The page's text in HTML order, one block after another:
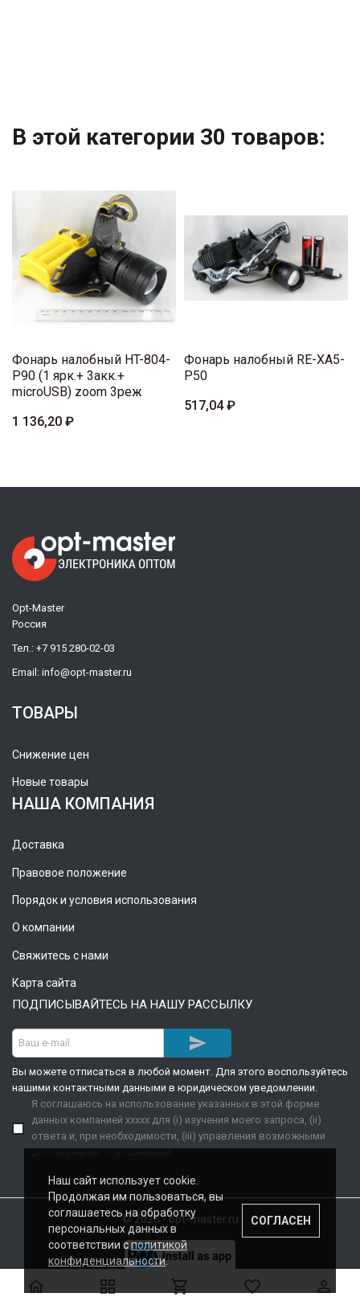
В этой категории 30 товаров:
Фонарь налобный HT-804-
P90 (1 ярк.+ 3акк.+
microUSB) zoom 3реж
1 136,20 ₽
Фонарь налобный RE-XA5-
P50
517,04 ₽
Opt-Master
Россия
Тел.: +7 915 280-02-03
Email: info@opt-master.ru
ТОВАРЫ
Снижение цен
Новые товары
НАША КОМПАНИЯ
Доставка
Правовое положение
Порядок и условия использования
О компании
Свяжитесь с нами
Карта сайта
ПОДПИСЫВАЙТЕСЬ НА НАШУ РАССЫЛКУ

Вы можете отписаться в любой момент. Для этого воспользуйтесь
нашими контактными данными в юридическом уведомлении.
Я соглашаюсь на использование указанных в этой форме
данных компанией xxxxx для (i) изучения моего запроса, (ii)
ответа и, при необходимости, (iii) управления возможными
договорными отношениями.
© 2026 - opt-master.ru
    
Наш сайт использует cookie.
Продолжая им пользоваться, вы
соглашаетесь на обработку
персональных данных в
соответствии сполитикой
конфиденциальности.
СОГЛАСЕН